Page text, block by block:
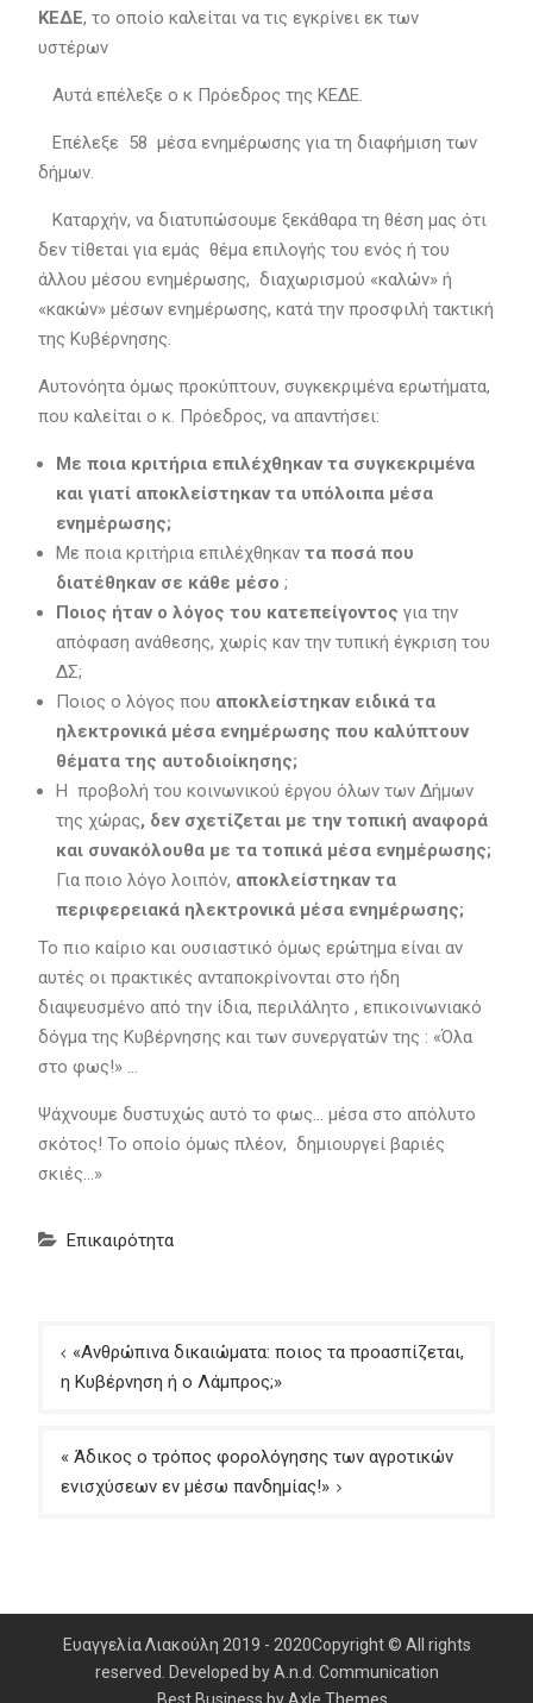
ΚΕΔΕ, το οποίο καλείται να τις εγκρίνει εκ των
υστέρων
Αυτά επέλεξε ο κ Πρόεδρος της ΚΕΔΕ.
Επέλεξε 58 μέσα ενημέρωσης για τη διαφήμιση των
δήμων.
Καταρχήν, να διατυπώσουμε ξεκάθαρα τη θέση μας ότι
δεν τίθεται για εμάς θέμα επιλογής του ενός ή του
άλλου μέσου ενημέρωσης, διαχωρισμού «καλών» ή
«κακών» μέσων ενημέρωσης, κατά την προσφιλή τακτική
της Κυβέρνησης.
Αυτονόητα όμως προκύπτουν, συγκεκριμένα ερωτήματα,
που καλείται ο κ. Πρόεδρος, να απαντήσει:
Με ποια κριτήρια επιλέχθηκαν τα συγκεκριμένα
και γιατί αποκλείστηκαν τα υπόλοιπα μέσα
ενημέρωσης;
Με ποια κριτήρια επιλέχθηκαν τα ποσά που
διατέθηκαν σε κάθε μέσο ;
Ποιος ήταν ο λόγος του κατεπείγοντος για την
απόφαση ανάθεσης, χωρίς καν την τυπική έγκριση του
ΔΣ;
Ποιος ο λόγος που αποκλείστηκαν ειδικά τα
ηλεκτρονικά μέσα ενημέρωσης που καλύπτουν
θέματα της αυτοδιοίκησης;
Η προβολή του κοινωνικού έργου όλων των Δήμων
της χώρας, δεν σχετίζεται με την τοπική αναφορά
και συνακόλουθα με τα τοπικά μέσα ενημέρωσης;
Για ποιο λόγο λοιπόν, αποκλείστηκαν τα
περιφερειακά ηλεκτρονικά μέσα ενημέρωσης;
Το πιο καίριο και ουσιαστικό όμως ερώτημα είναι αν
αυτές οι πρακτικές ανταποκρίνονται στο ήδη
διαψευσμένο από την ίδια, περιλάλητο , επικοινωνιακό
δόγμα της Κυβέρνησης και των συνεργατών της : «Όλα
στο φως!» …
Ψάχνουμε δυστυχώς αυτό το φως… μέσα στο απόλυτο
σκότος! Το οποίο όμως πλέον, δημιουργεί βαριές
σκιές…»
Επικαιρότητα
Πλοήγηση
άρθρων
«Ανθρώπινα δικαιώματα: ποιος τα προασπίζεται,
η Κυβέρνηση ή ο Λάμπρος;»
« Άδικος ο τρόπος φορολόγησης των αγροτικών
ενισχύσεων εν μέσω πανδημίας!»
Ευαγγελία Λιακούλη 2019 - 2020Copyright © All rights
reserved. Developed by A.n.d. Communication